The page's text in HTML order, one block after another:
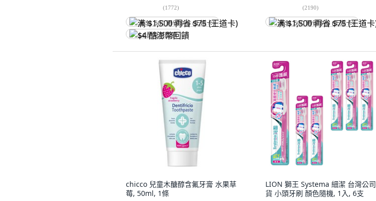
(1772)
满 $1,500 再省 $75 (王道卡)
$4 酷澎幣回饋
(2190)
满 $1,500 再省 $75 (王道卡)
chicco 兒童木醣醇含氟牙膏 水果草
莓, 50ml, 1條
LION 獅王 Systema 細潔 台灣公司
貨 小頭牙刷 顏色隨機, 1入, 6支